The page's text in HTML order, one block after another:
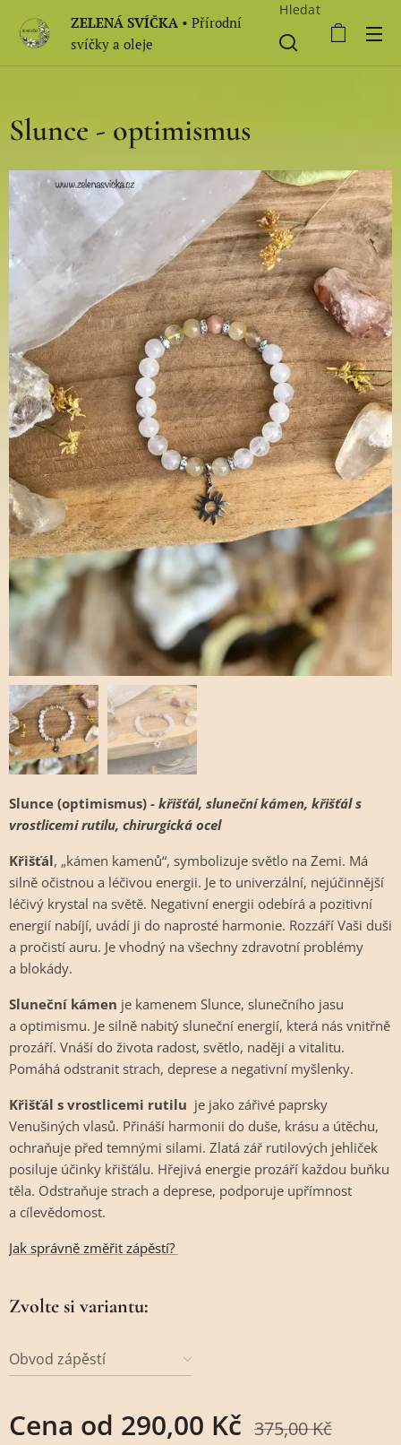
ZELENÁ SVÍČKA • Přírodní
svíčky a oleje
Hledat
Slunce - optimismus
Slunce (optimismus) - křišťál, sluneční kámen, křišťál s
vrostlicemi rutilu, chirurgická ocel
Křišťál, „kámen kamenů“, symbolizuje světlo na Zemi. Má
silně očistnou a léčivou energii. Je to univerzální, nejúčinnější
léčivý krystal na světě. Negativní energii odebírá a pozitivní
energií nabíjí, uvádí ji do naprosté harmonie. Rozzáří Vaši duši
a pročistí auru. Je vhodný na všechny zdravotní problémy
a blokády.
Sluneční kámen je kamenem Slunce, slunečního jasu
a optimismu. Je silně nabitý sluneční energií, která nás vnitřně
prozáří. Vnáší do života radost, světlo, naději a vitalitu.
Pomáhá odstranit strach, deprese a negativní myšlenky.
Křišťál s vrostlicemi rutilu je jako zářivé paprsky
Venušiných vlasů. Přináší harmonii do duše, krásu a útěchu,
ochraňuje před temnými silami. Zlatá zář rutilových jehliček
posiluje účinky křišťálu. Hřejivá energie prozáří každou buňku
těla. Odstraňuje strach a deprese, podporuje upřímnost
a cílevědomost.
Jak správně změřit zápěstí?
Zvolte si variantu:
Obvod zápěstí
Cena od 290,00 Kč 375,00Kč